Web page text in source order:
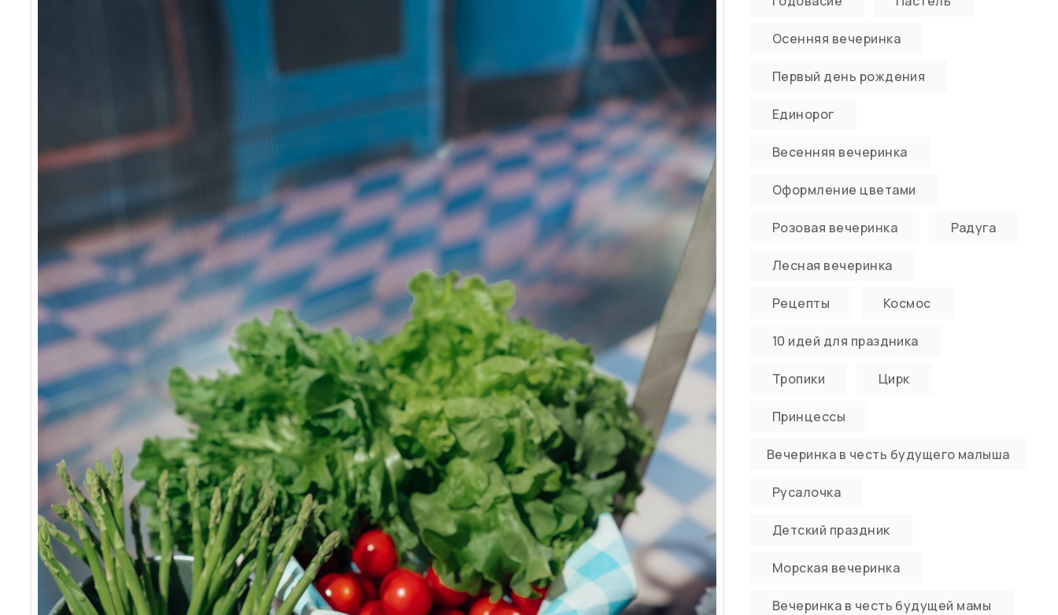
Осенняя вечеринка
Первый день рождения
Единорог
Весенняя вечеринка
Оформление цветами
Розовая вечеринка Радуга
Лесная вечеринка
Рецепты Космос
10 идей для праздника
Тропики Цирк
Принцессы
Вечеринка в честь будущего малыша
Русалочка
Детский праздник
Морская вечеринка
Вечеринка в честь будущей мамы